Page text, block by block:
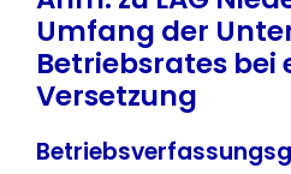
Umfang der
Betriebsrates bei
Versetzung